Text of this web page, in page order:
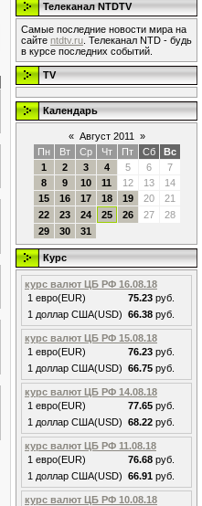
Телеканал NTDTV
Самые последние новости мира на
сайте ntdtv.ru . Телеканал NTD - будь
в курсе последних событий.
TV
Календарь
« Август 2011
»
Пн
Вт Ср Чт Пт Сб
Вс
1
2 3 4 5 6
7
8
9 10 11 12 13
14
15
16 17 18 19 20
21
22
23 24 25 26 27
28
29
30 31
Курс
курс валют ЦБ РФ 16.08.18
1 евро(EUR)
75.23 руб.
1 доллар США(USD) 66.38 руб.
курс валют ЦБ РФ 15.08.18
1 евро(EUR)
76.23 руб.
1 доллар США(USD) 66.75 руб.
курс валют ЦБ РФ 14.08.18
1 евро(EUR)
77.65 руб.
1 доллар США(USD) 68.22 руб.
курс валют ЦБ РФ 11.08.18
1 евро(EUR)
76.68 руб.
1 доллар США(USD) 66.91 руб.
курс валют ЦБ РФ 10.08.18